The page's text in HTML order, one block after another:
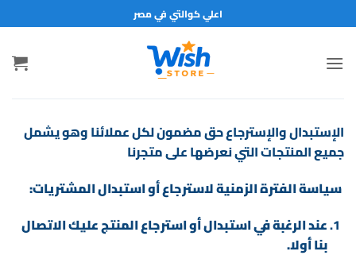
للمحتوى
اعلي كوالتي في مصر
الإستبدال والإسترجاع حق مضمون لكل عملائنا وهو يشمل
جميع المنتجات التي نعرضها على متجرنا
سياسة الفترة الزمنية لاسترجاع أو استبدال المشتريات:
عند الرغبة في استبدال أو استرجاع المنتج عليك الاتصال
بنا أولا.